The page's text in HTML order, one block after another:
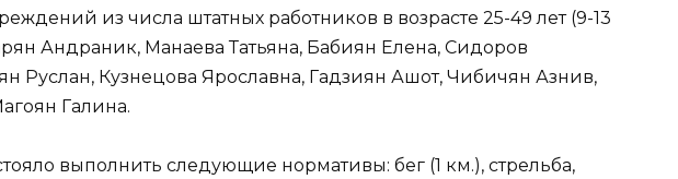
из числа штатных работников в возрасте 25-49 лет (9-13
Андраник, Манаева Татьяна, Бабиян Елена, Сидоров
Руслан, Кузнецова Ярославна, Гадзиян Ашот, Чибичян Азнив,
Галина.
выполнить следующие нормативы: бег (1 км.), стрельба,